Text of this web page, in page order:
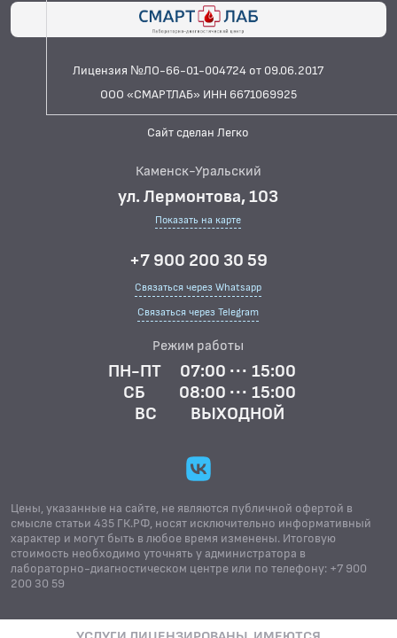
Лицензия №ЛО-66-01-004724 от 09.06.2017
ООО «СМАРТЛАБ» ИНН 6671069925
Сайт сделан Легко
Каменск-Уральский
ул. Лермонтова, 103
Показать на карте
+7 900 200 30 59
Связаться через Whatsapp
Связаться через Telegram
Режим работы
ПН-ПТ
07:00 ··· 15:00
СБ
08:00 ··· 15:00
ВС
ВЫХОДНОЙ
Цены, указанные на сайте, не являются публичной офертой в
смысле статьи 435 ГК.РФ, носят исключительно информативный
характер и могут быть в любое время изменены. Итоговую
стоимость необходимо уточнять у администратора в
лабораторно-диагностическом центре или по телефону: +7 900
200 30 59